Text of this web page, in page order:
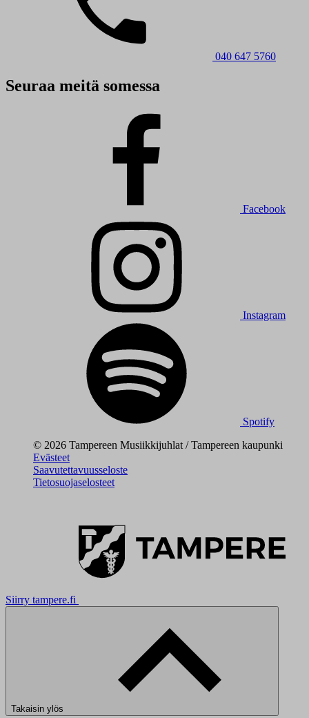
040 647 5760
Seuraa meitä somessa
Facebook
Instagram
Spotify
© 2026 Tampereen Musiikkijuhlat / Tampereen kaupunki
Evästeet
Saavutettavuusseloste
Tietosuojaselosteet
Siirry tampere.fi
Takaisin ylös